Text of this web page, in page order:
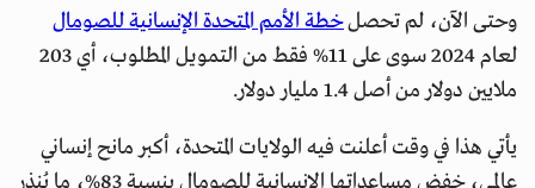
وحتى الآن، لم تحصلخطة الأمم المتحدة الإنسانية للصومال
لعام 2024 سوى على 11% فقط من التمويل المطلوب، أي 203
ملايين دولار من أصل 1.4 مليار دولار.
يأتي هذا في وقت أعلنت فيه الولايات المتحدة، أكبر مانح إنساني